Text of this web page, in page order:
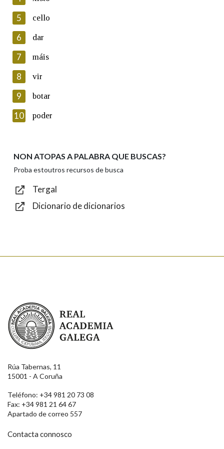
Lin e acepto as condicións da política de
Introduce o código que aparece na imaxe:
Texto de verificación
Enviar
5 cello
6 dar
7 máis
8 vir
9 botar
10 poder
NON ATOPAS A PALABRA QUE BUSCAS?
Proba estoutros recursos de busca
Tergal
Dicionario de dicionarios
Real Academia Galega
Rúa Tabernas, 11
15001 - A Coruña
Teléfono: +34 981 20 73 08
Fax: +34 981 21 64 67
Apartado de correo 557
Contacta connosco